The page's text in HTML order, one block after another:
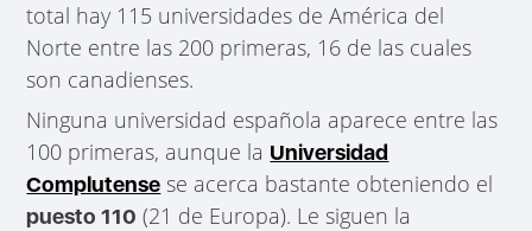
total hay 115 universidades de América del
Norte entre las 200 primeras, 16 de las cuales
son canadienses.
Ninguna universidad española aparece entre las
100 primeras, aunque la Universidad
Complutense se acerca bastante obteniendo el
puesto 110 (21 de Europa). Le siguen la